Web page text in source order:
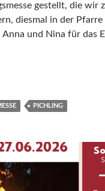
gestellt, die wir
diesmal in der Pfarre
Anna und Nina für das
Gemeinsam feiern und
PICHLING